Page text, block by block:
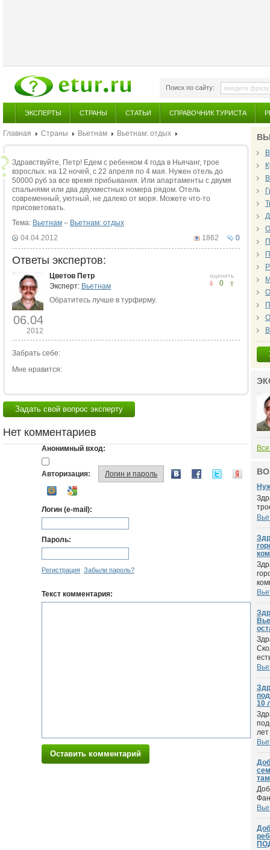
Поиск по сайту:
ЭКСПЕРТЫ СТРАНЫ СТАТЬИ СПРАВОЧНИК ТУРИСТА
Главная Страны Вьетнам Вьетнам: отдых
Здравствуйте, Петр! Едем с ребенком 4 года в Ньячанг, трое
взрослых. на 12 ночей, с 22 апреля по 4 мая. Нужен отель до
50000 руб за все время прибывания. Или апартаменты с двумя
спальнями или два двухместных номера рядом. Отель
современный, уютный, не далеко от моря. Можете что-то
присоветовать.
Тема: Вьетнам – Вьетнам: отдых
0
1862
04.04.2012
Ответы экспертов:
06.04
2012
оценить
0
Цветов Петр
Эксперт: Вьетнам
Обратитесь лучше в турфирму.
Забрать себе:
Мне нравится:
Задать свой вопрос эксперту
Нет комментариев
Анонимный вход:
Авторизация: Логин и пароль
Логин (e-mail):
Пароль:
Регистрация Забыли пароль?
Текст комментария:
Оставить комментарий
10
лет